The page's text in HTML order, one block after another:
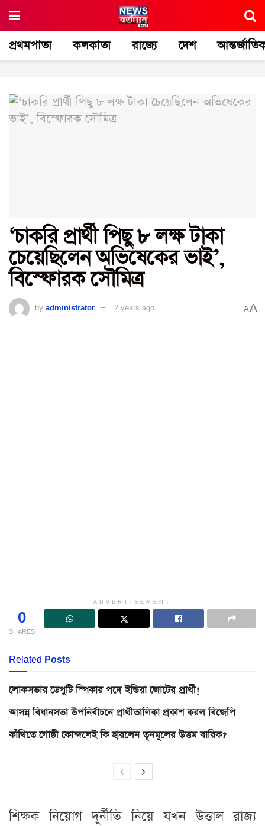
প্রথমপাতা কলকাতা রাজ্যে দেশ
‘চাকরি প্রার্থী পিছু ৮ লক্ষ টাকা
চেয়েছিলেন অভিষেকের ভাই’,
বিস্ফোরক সৌমিত্র
by administrator 2 years ago AA
ADVERTISEMENT
0
SHARES
Related Posts
লোকসভার ডেপুটি স্পিকার পদে ইন্ডিয়া জোটের প্রার্থী!
আসন্ন বিধানসভা উপনির্বাচনে প্রার্থীতালিকা প্রকাশ করল বিজেপি
কাঁথিতে গোষ্ঠী কোন্দলেই কি হারলেন তৃনমূলের উত্তম বারিক?
শিক্ষক নিয়োগ দূর্নীতি নিয়ে যখন উত্তাল রাজ্য